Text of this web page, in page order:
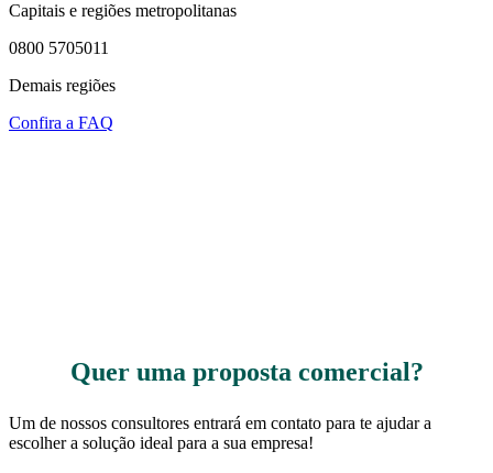
Capitais e regiões metropolitanas
0800 5705011
Demais regiões
Confira a FAQ
Quer uma proposta comercial?
Um de nossos consultores entrará em contato para te ajudar a
escolher a solução ideal para a sua empresa!